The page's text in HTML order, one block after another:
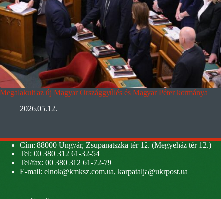
Megalakult az új Magyar Országgyűlés és Magyar Péter kormánya
2026.05.12.
Cím: 88000 Ungvár, Zsupanatszka tér 12. (Megyeház tér 12.)
Tel: 00 380 312 61-32-54
Tel/fax: 00 380 312 61-72-79
E-mail: elnok@kmksz.com.ua, karpatalja@ukrpost.ua